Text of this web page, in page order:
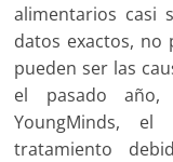
alimentarios casi
datos exactos, no
pueden ser las
el pasado año,
YoungMinds,
tratamiento